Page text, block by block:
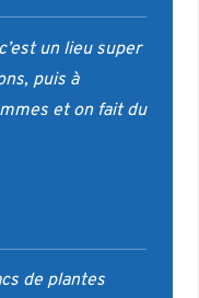
un lieu super
puis à
et on fait du
de plantes